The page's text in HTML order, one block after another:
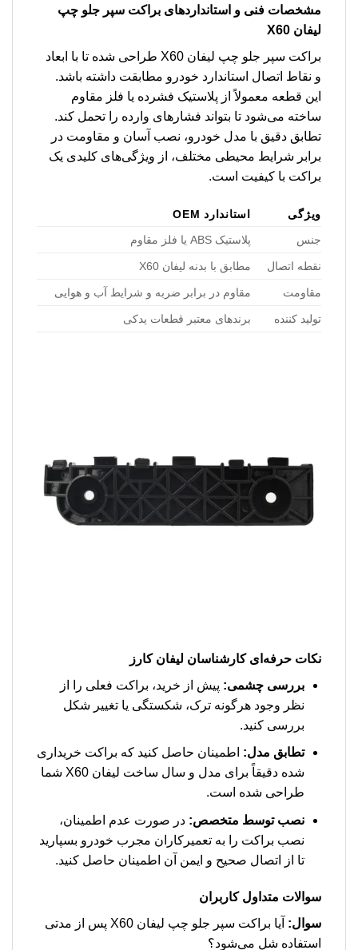
مشخصات فنی و استانداردهای براکت سپر جلو چپ
لیفان X60
براکت سپر جلو چپ لیفان X60 طراحی شده تا با ابعاد
و نقاط اتصال استاندارد خودرو مطابقت داشته باشد.
این قطعه معمولاً از پلاستیک فشرده یا فلز مقاوم
ساخته می‌شود تا بتواند فشارهای وارده را تحمل کند.
تطابق دقیق با مدل خودرو، نصب آسان و مقاومت در
برابر شرایط محیطی مختلف، از ویژگی‌های کلیدی یک
براکت با کیفیت است.
ویژگی
استاندارد OEM
جنس
پلاستیک ABS یا فلز مقاوم
نقطه اتصال مطابق با بدنه لیفان X60
مقاومت مقاوم در برابر ضربه و شرایط آب و هوایی
تولید کننده برندهای معتبر قطعات یدکی
نکات حرفه‌ای کارشناسان لیفان کارز
بررسی چشمی: پیش از خرید، براکت فعلی را از
نظر وجود هرگونه ترک، شکستگی یا تغییر شکل
بررسی کنید.
تطابق مدل: اطمینان حاصل کنید که براکت خریداری
شده دقیقاً برای مدل و سال ساخت لیفان X60 شما
طراحی شده است.
نصب توسط متخصص: در صورت عدم اطمینان،
نصب براکت را به تعمیرکاران مجرب خودرو بسپارید
تا از اتصال صحیح و ایمن آن اطمینان حاصل کنید.
سوالات متداول کاربران
سوال:
آیا براکت سپر جلو چپ لیفان X60 پس از مدتی
استفاده شل می‌شود؟